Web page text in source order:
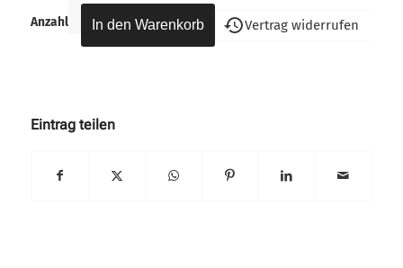
Anzahl Vertrag widerrufen
Eintrag teilen